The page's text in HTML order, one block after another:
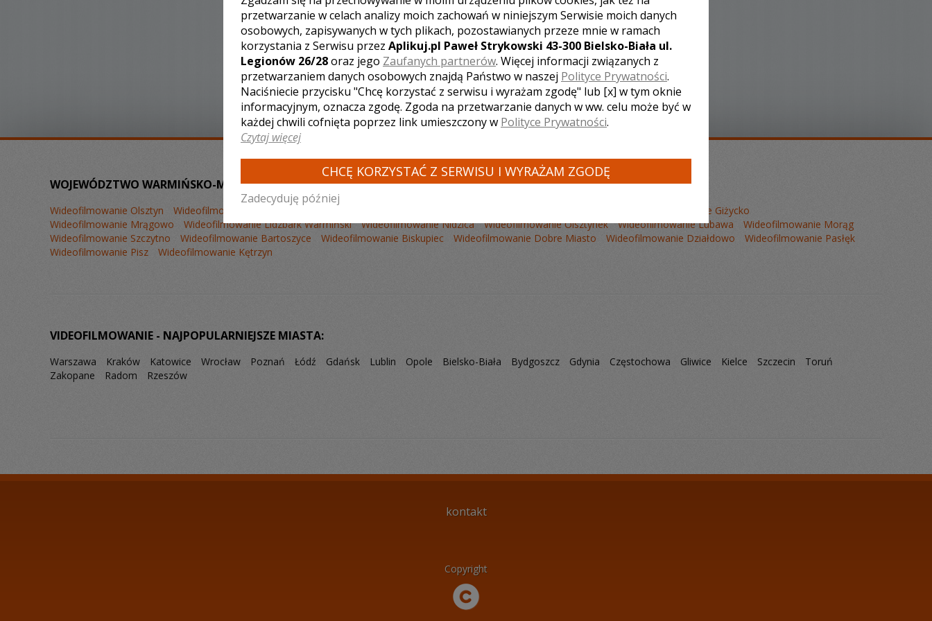
Liczba pozycji:1
WOJEWÓDZTWO WARMIŃSKO-MAZURSKIE – ZOBACZ LISTĘ KAMERZYSTÓW Z INNYCH MIAST:
Wideofilmowanie Olsztyn Wideofilmowanie Elbląg
Wideofilmowanie Giżycko
Wideofilmowanie Mrągowo
Wideofilmowanie Lidzbark Warmiński Wideofilmowanie Nidzica Wideofilmowanie Olsztynek Wideofilmowanie Lubawa
Wideofilmowanie Morąg
Wideofilmowanie Szczytno
Wideofilmowanie Bartoszyce Wideofilmowanie Biskupiec Wideofilmowanie Dobre Miasto Wideofilmowanie Działdowo
Wideofilmowanie Pasłęk
Wideofilmowanie Pisz
Wideofilmowanie Kętrzyn
VIDEOFILMOWANIE - NAJPOPULARNIEJSZE MIASTA:
Warszawa Kraków Katowice Wrocław Poznań Łódź Gdańsk Lublin Opole Bielsko-Biała Bydgoszcz Gdynia Częstochowa Gliwice Kielce Szczecin
Toruń
Zakopane
Radom Rzeszów
kontakt
Copyright
przetwarzanie w celach analizy moich zachowań w niniejszym Serwisie moich danych
osobowych, zapisywanych w tych plikach, pozostawianych przeze mnie w ramach
korzystania z Serwisu przez Aplikuj.pl Paweł Strykowski 43-300 Bielsko-Biała ul.
Legionów 26/28oraz jego Zaufanych partnerów. Więcej informacji związanych z
przetwarzaniem danych osobowych znajdą Państwo w naszej Polityce Prywatności.
Naciśniecie przycisku "Chcę korzystać z serwisu i wyrażam zgodę" lub [x] w tym oknie
informacyjnym, oznacza zgodę. Zgoda na przetwarzanie danych w ww. celu może być w
każdej chwili cofnięta poprzez link umieszczony w Polityce Prywatności.
Czytaj więcej
CHCĘ KORZYSTAĆ Z SERWISU I WYRAŻAM ZGODĘ
Zadecyduję później